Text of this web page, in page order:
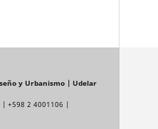
y Urbanismo | Udelar
| +598 2 4001106 |